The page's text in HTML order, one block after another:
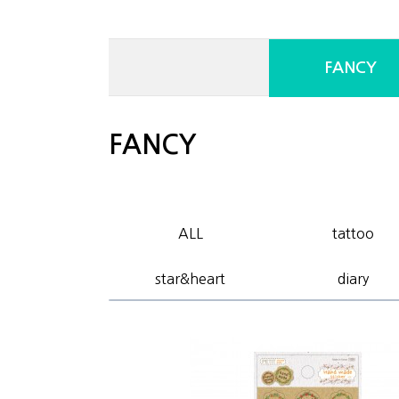
FANCY
FANCY
ALL tattoo
star&heart diary